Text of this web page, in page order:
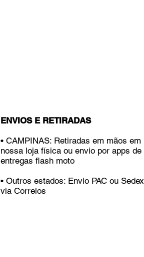
ENVIOS E RETIRADAS
• CAMPINAS: Retiradas em mãos em
nossa loja física ou envio por apps de
entregas flash moto
• Outros estados: Envio PAC ou Sedex
via Correios